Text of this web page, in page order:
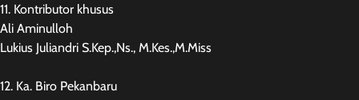
11. Kontributor khusus
Ali Aminulloh
Lukius Juliandri S.Kep.,Ns., M.Kes.,M.Miss
12. Ka. Biro Pekanbaru